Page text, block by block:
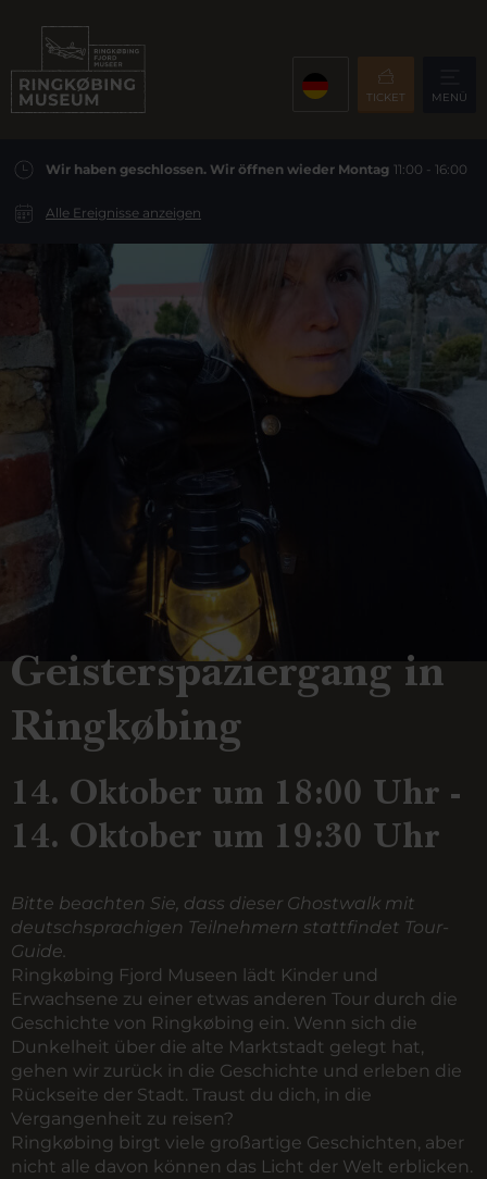
TICKET MENÜ
Wir haben geschlossen. Wir öffnen wieder Montag 11:00 - 16:00
Alle Ereignisse anzeigen
Geisterspaziergang in
Ringkøbing
14. Oktober um 18:00 Uhr -
14. Oktober um 19:30 Uhr
Bitte beachten Sie, dass dieser Ghostwalk mit
deutschsprachigen Teilnehmern stattfindet Tour-
Guide.
Ringkøbing Fjord Museen lädt Kinder und
Erwachsene zu einer etwas anderen Tour durch die
Geschichte von Ringkøbing ein. Wenn sich die
Dunkelheit über die alte Marktstadt gelegt hat,
gehen wir zurück in die Geschichte und erleben die
Rückseite der Stadt. Traust du dich, in die
Vergangenheit zu reisen?
Ringkøbing birgt viele großartige Geschichten, aber
nicht alle davon können das Licht der Welt erblicken.